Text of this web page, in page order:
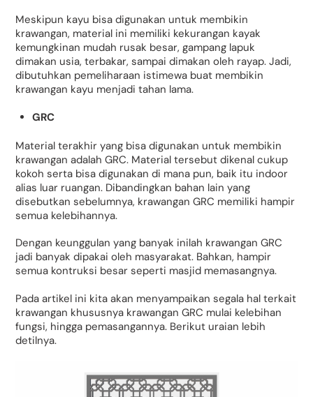
Meskipun kayu bisa digunakan untuk membikin
krawangan, material ini memiliki kekurangan kayak
kemungkinan mudah rusak besar, gampang lapuk
dimakan usia, terbakar, sampai dimakan oleh rayap. Jadi,
dibutuhkan pemeliharaan istimewa buat membikin
krawangan kayu menjadi tahan lama.
GRC
Material terakhir yang bisa digunakan untuk membikin
krawangan adalah GRC. Material tersebut dikenal cukup
kokoh serta bisa digunakan di mana pun, baik itu indoor
alias luar ruangan. Dibandingkan bahan lain yang
disebutkan sebelumnya, krawangan GRC memiliki hampir
semua kelebihannya.
Dengan keunggulan yang banyak inilah krawangan GRC
jadi banyak dipakai oleh masyarakat. Bahkan, hampir
semua kontruksi besar seperti masjid memasangnya.
Pada artikel ini kita akan menyampaikan segala hal terkait
krawangan khususnya krawangan GRC mulai kelebihan
fungsi, hingga pemasangannya. Berikut uraian lebih
detilnya.